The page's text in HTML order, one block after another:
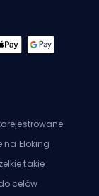
Eloking
takie
celów